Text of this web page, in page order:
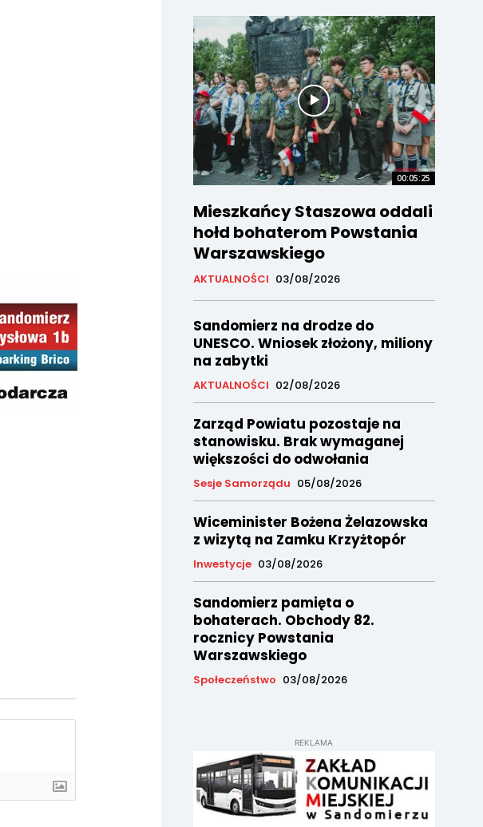
00:05:25
Mieszkańcy Staszowa oddali
hołd bohaterom Powstania
Warszawskiego
AKTUALNOŚCI 03/08/2026
Sandomierz na drodze do
UNESCO. Wniosek złożony, miliony
na zabytki
AKTUALNOŚCI 02/08/2026
Zarząd Powiatu pozostaje na
stanowisku. Brak wymaganej
większości do odwołania
Sesje Samorządu 05/08/2026
Wiceminister Bożena Żelazowska
z wizytą na Zamku Krzyżtopór
Inwestycje 03/08/2026
Sandomierz pamięta o
bohaterach. Obchody 82.
rocznicy Powstania
Warszawskiego
Społeczeństwo 03/08/2026
REKLAMA